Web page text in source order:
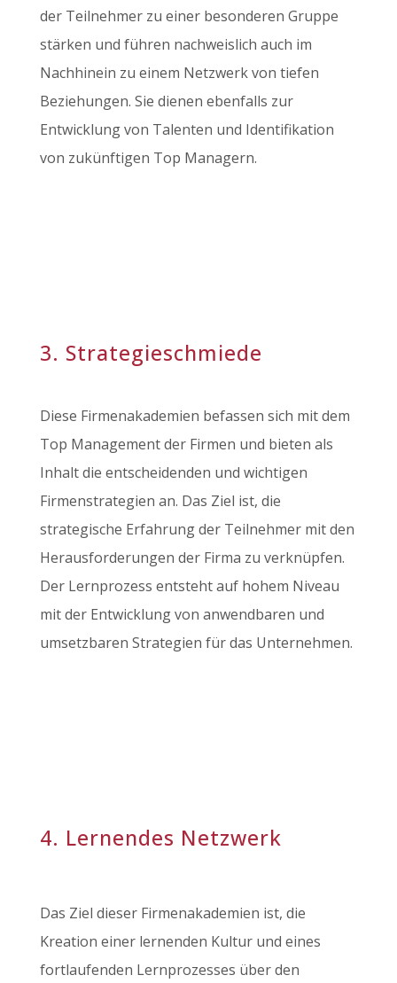
der Teilnehmer zu einer besonderen Gruppe
stärken und führen nachweislich auch im
Nachhinein zu einem Netzwerk von tiefen
Beziehungen. Sie dienen ebenfalls zur
Entwicklung von Talenten und Identifikation
von zukünftigen Top Managern.
3. Strategieschmiede
Diese Firmenakademien befassen sich mit dem
Top Management der Firmen und bieten als
Inhalt die entscheidenden und wichtigen
Firmenstrategien an. Das Ziel ist, die
strategische Erfahrung der Teilnehmer mit den
Herausforderungen der Firma zu verknüpfen.
Der Lernprozess entsteht auf hohem Niveau
mit der Entwicklung von anwendbaren und
umsetzbaren Strategien für das Unternehmen.
4. Lernendes Netzwerk
Das Ziel dieser Firmenakademien ist, die
Kreation einer lernenden Kultur und eines
fortlaufenden Lernprozesses über den